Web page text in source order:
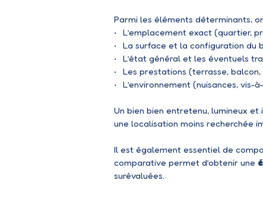
Parmi les éléments déterminants,
L’emplacement exact (quartier,
La surface et la configuration du
L’état général et les éventuels
Les prestations (terrasse, balcon,
L’environnement (nuisances, vis-
Un bien bien entretenu, lumineux
une localisation moins recherchée
Il est également essentiel de
comparative permet d’obtenir une
surévaluées.